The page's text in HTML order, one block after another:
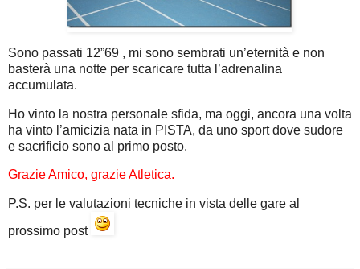
Sono passati 12”69 , mi sono sembrati un’eternità e non
basterà una notte per scaricare tutta l’adrenalina
accumulata.
Ho vinto la nostra personale sfida, ma oggi, ancora una volta
ha vinto l’amicizia nata in PISTA, da uno sport dove sudore
e sacrificio sono al primo posto.
Grazie Amico, grazie Atletica.
P.S. per le valutazioni tecniche in vista delle gare al
prossimo post